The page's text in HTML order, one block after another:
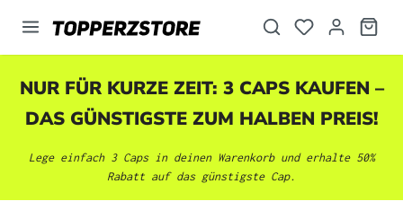
springen
NUR FÜR KURZE ZEIT: 3 CAPS KAUFEN –
DAS GÜNSTIGSTE ZUM HALBEN PREIS!
Lege einfach 3 Caps in deinen Warenkorb und erhalte 50%
Rabatt auf das günstigste Cap.